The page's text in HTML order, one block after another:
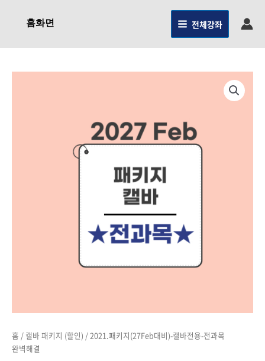
건너뛰기홈화면 전체강좌
홈 / 캘바 패키지 (할인) / 2021.패키지(27Feb대비)-캘바전용-전과목
완벽해결
7,205,000원. 5,706,000원.